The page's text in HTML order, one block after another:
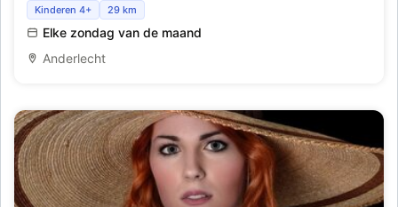
Bezoek van de Luizenmolen
Kinderen 4+ 29 km
Elke zondag van de maand
Anderlecht